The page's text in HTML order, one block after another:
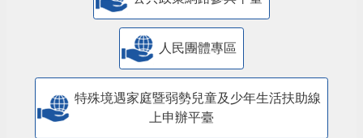
人民團體專區
特殊境遇家庭暨弱勢兒童及少年生活扶助線
上申辦平臺